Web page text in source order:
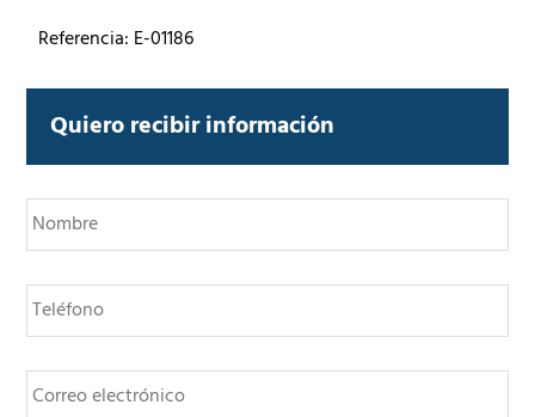
Referencia: E-01186
Quiero recibir información
N
o
m
r
e
*
T
e
l
f
o
C
o